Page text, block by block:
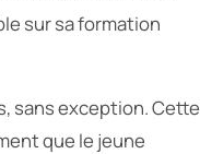
sur sa formation
sans exception. Cette
que le jeune